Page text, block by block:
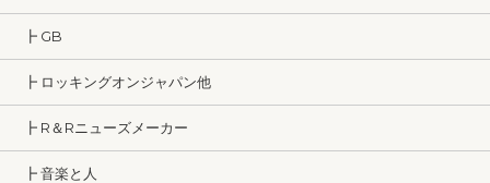
┣ GB
┣ ロッキングオンジャパン他
┣ R＆Rニューズメーカー
┣ 音楽と人